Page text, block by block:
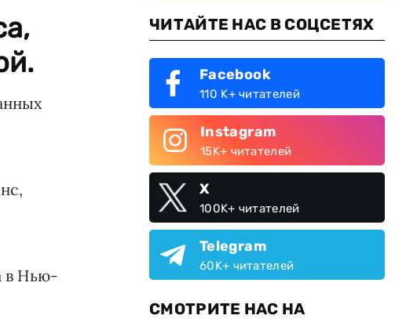
в Нью-
ЧИТАЙТЕ НАС В СОЦСЕТЯХ
Facebook
110 K+ читателей
Instagram
15K+ читателей
X
100K+ читателей
Telegram
60K+ читателей
СМОТРИТЕ НАС НА